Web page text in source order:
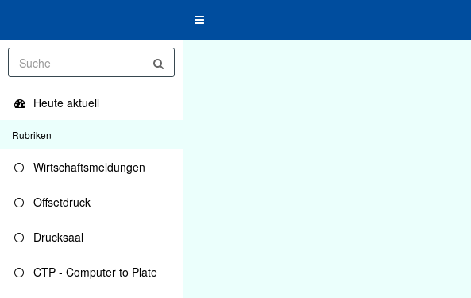
Toggle
Heute aktuell
Rubriken
Wirtschaftsmeldungen
Offsetdruck
Drucksaal
CTP - Computer to Plate